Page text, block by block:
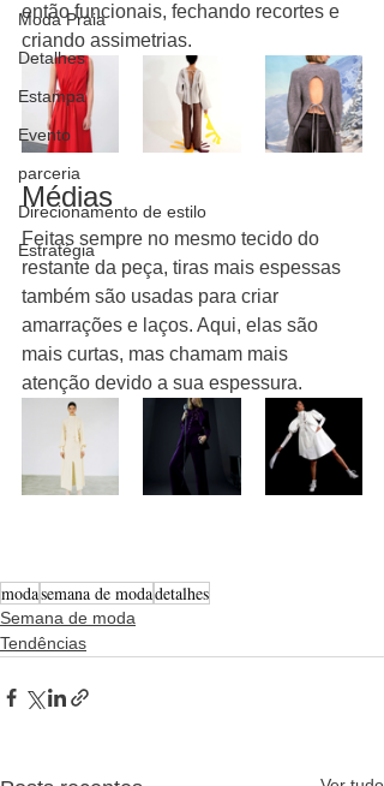
Moda Praia
Detalhes
Estampa
Evento
parceria
Direcionamento de estilo
Estratégia
então funcionais, fechando recortes e
criando assimetrias.
Médias
Feitas sempre no mesmo tecido do
restante da peça, tiras mais espessas
também são usadas para criar
amarrações e laços. Aqui, elas são
mais curtas, mas chamam mais
atenção devido a sua espessura.
modasemana de modadetalhes
Semana de moda
Tendências